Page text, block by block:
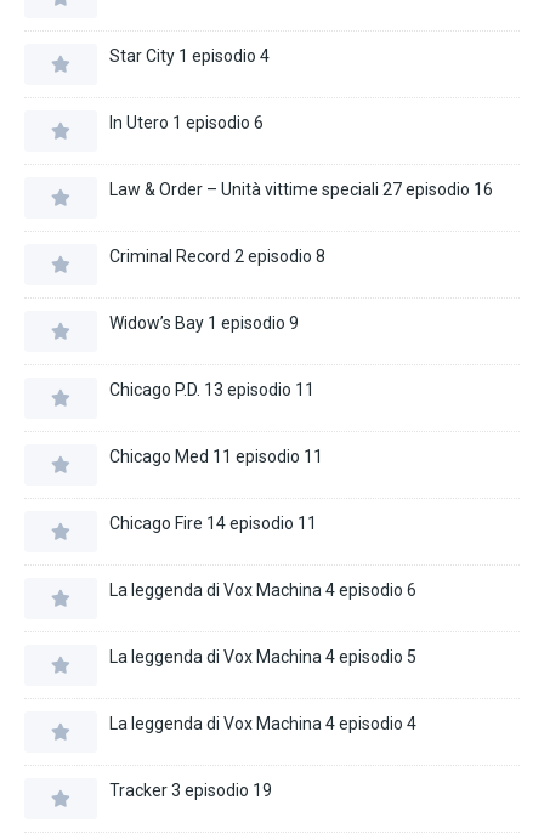
Star City 1 episodio 4
In Utero 1 episodio 6
Law & Order – Unità vittime speciali 27 episodio 16
Criminal Record 2 episodio 8
Widow’s Bay 1 episodio 9
Chicago P.D. 13 episodio 11
Chicago Med 11 episodio 11
Chicago Fire 14 episodio 11
La leggenda di Vox Machina 4 episodio 6
La leggenda di Vox Machina 4 episodio 5
La leggenda di Vox Machina 4 episodio 4
Tracker 3 episodio 19